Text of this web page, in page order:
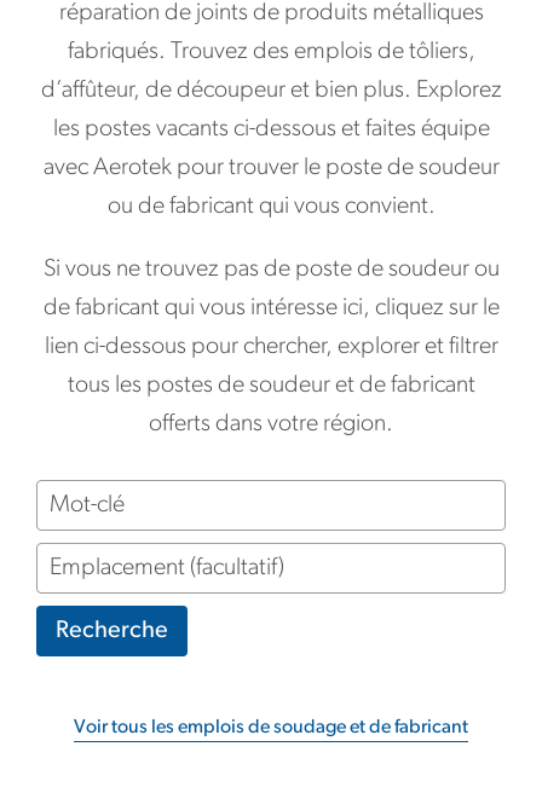
réparation de joints de produits métalliques
fabriqués. Trouvez des emplois de tôliers,
d’affûteur, de découpeur et bien plus. Explorez
les postes vacants ci-dessous et faites équipe
avec Aerotek pour trouver le poste de soudeur
ou de fabricant qui vous convient.
Si vous ne trouvez pas de poste de soudeur ou
de fabricant qui vous intéresse ici, cliquez sur le
lien ci-dessous pour chercher, explorer et filtrer
tous les postes de soudeur et de fabricant
offerts dans votre région.
Mot-
clé
Emplacement
(facultatif)
Recherche
Voir tous les emplois de soudage et de fabricant